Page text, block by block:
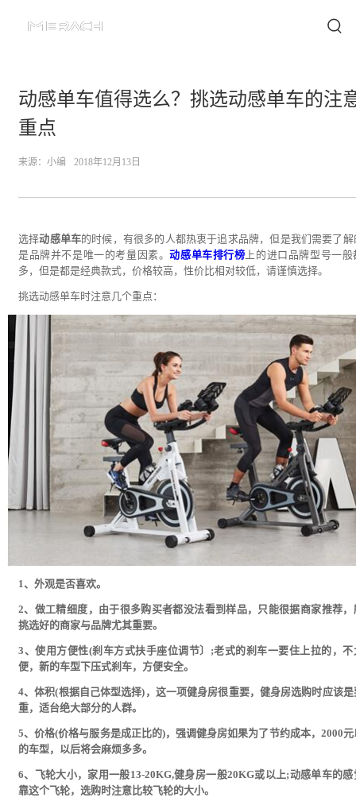
动感单车值得选么？挑选动感单车的注
重点
来源： 小编 2018年12月13日
选择动感单车的时候，有很多的人都热衷于追求品牌，但是我们需要了解
是品牌并不是唯一的考量因素。动感单车排行榜 上的进口品牌型号一般
多，但是都是经典款式，价格较高，性价比相对较低，请谨慎选择。
挑选动感单车时注意几个重点：
1、外观是否喜欢。
2、做工精细度，由于很多购买者都没法看到样品，只能很据商家推荐，
挑选好的商家与品牌尤其重要。
3、使用方便性(刹车方式扶手座位调节〕;老式的刹车一要住上拉的，不
便，新的车型下压式刹车，方便安全。
4、体积(根据自己体型选择)，这一项健身房很重要，健身房选购时应该是
重，适台绝大部分的人群。
5、价格(价格与服务是成正比的)，强调健身房如果为了节约成本，2000元
的车型，以后将会麻烦多多。
6、飞轮大小，家用一般13-20KG,健身房一般20KG或以上;动感单车的感
靠这个飞轮，选购时注意比较飞轮的大小。